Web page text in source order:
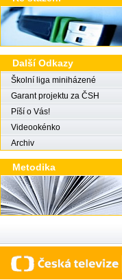
Další Odkazy
Školní liga miniházené
Garant projektu za ČSH
Píší o Vás!
Videookénko
Archiv
Metodika